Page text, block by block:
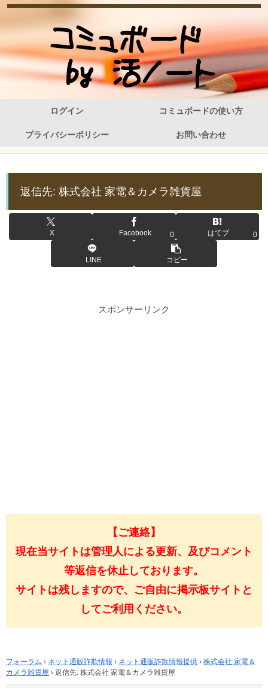
ログイン コミュボードの使い方
プライバシーポリシー お問い合わせ
返信先: 株式会社 家電＆カメラ雑貨屋
X Facebook 0 はてブ 0
LINE コピー
スポンサーリンク
【ご連絡】
現在当サイトは管理人による更新、及びコメント
等返信を休止しております。
サイトは残しますので、ご自由に掲示板サイトと
してご利用ください。
フォーラム › ネット通販詐欺情報 › ネット通販詐欺情報提供 › 株式会社 家電＆
カメラ雑貨屋 › 返信先: 株式会社 家電＆カメラ雑貨屋